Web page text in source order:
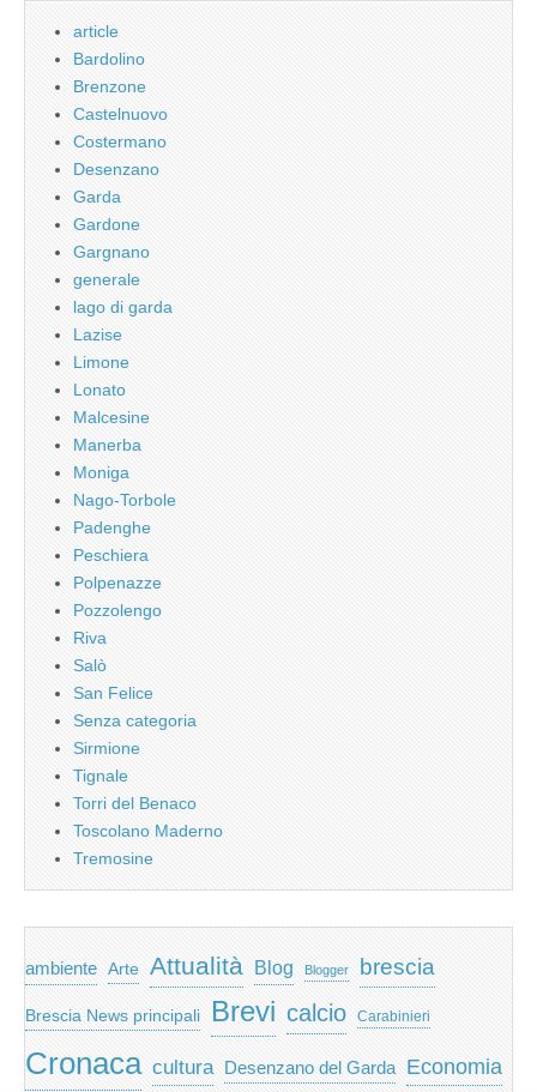
article
Bardolino
Brenzone
Castelnuovo
Costermano
Desenzano
Garda
Gardone
Gargnano
generale
lago di garda
Lazise
Limone
Lonato
Malcesine
Manerba
Moniga
Nago-Torbole
Padenghe
Peschiera
Polpenazze
Pozzolengo
Riva
Salò
San Felice
Senza categoria
Sirmione
Tignale
Torri del Benaco
Toscolano Maderno
Tremosine
ambiente Arte Attualità Blog Blogger brescia
Brescia News principali Brevi calcio Carabinieri
Cronaca cultura Desenzano del Garda Economia